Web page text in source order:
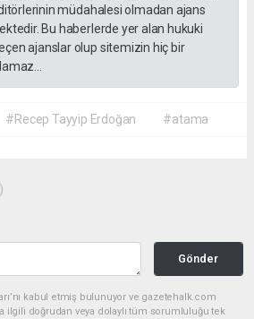
müdahalesi olmadan ajans
Bu haberlerde yer alan hukuki
ajanslar olup sitemizin hiç bir
#Recep Tayyip Erdoğan #atama
Gönder
kabul etmiş bulunuyor ve gazetehalk.com
ilgili doğrudan veya dolaylı tüm sorumluluğu tek